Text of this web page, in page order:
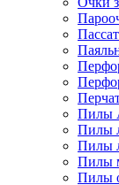
Пилы
Пилы
Пилы
Пилы
Пилы